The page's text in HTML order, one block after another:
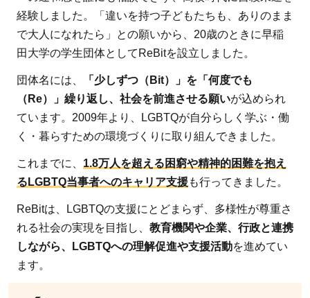
経験しました。「違いを持つ子どもたちも、ありのまま
で大人になれたら」との願いから、20歳のときに早稲
田大学の学生団体としてReBitを設立しました。
団体名には、
「少しずつ（Bit）」を「何度でも
（Re）」繰り返し、社会を前進させる願いが込められ
ています。2009年より、LGBTQが自分らしく学ぶ・働
く・暮らすための環境づくりに取り組んできました。
これまでに、 1.8万人を超える困窮や精神的困難を抱え
るLGBTQ当事者へのキャリア支援も行ってきました。
ReBitは、LGBTQの支援にとどまらず、多様性が尊重さ
れる社会の実現を目指し、 教育機関や企業、行政と連携
しながら、LGBTQへの理解促進や支援活動を進めてい
ます。